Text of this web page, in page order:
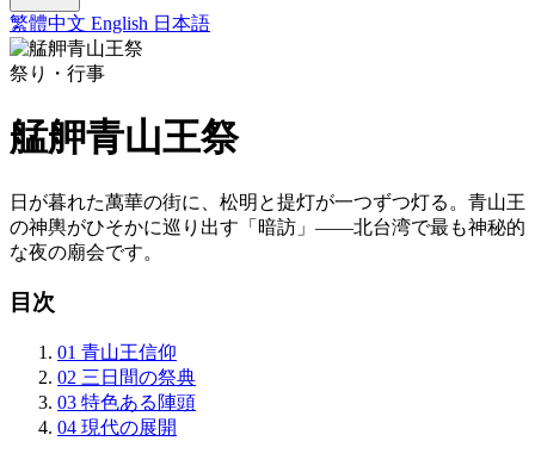
繁體中文 English 日本語
祭り・行事
艋舺青山王祭
日が暮れた萬華の街に、松明と提灯が一つずつ灯る。青山王
の神輿がひそかに巡り出す「暗訪」——北台湾で最も神秘的
な夜の廟会です。
目次
01 青山王信仰
02 三日間の祭典
03 特色ある陣頭
04 現代の展開